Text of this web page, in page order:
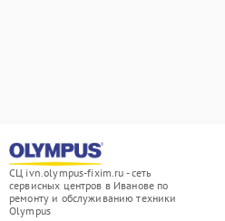
СЦ ivn.olympus-fixim.ru - сеть
сервисных центров в Иванове по
ремонту и обслуживанию техники
Olympus